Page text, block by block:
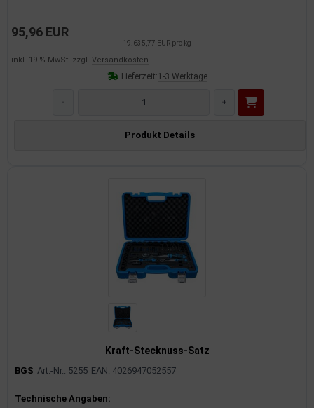
95,96 EUR
19.635,77 EUR pro kg
inkl. 19 % MwSt. zzgl. Versandkosten
Lieferzeit:1-3 Werktage
- +
Produkt Details
Kraft-Stecknuss-Satz
BGS Art.-Nr.: 5255 EAN: 4026947052557
Produktinformationen
Technische Angaben: